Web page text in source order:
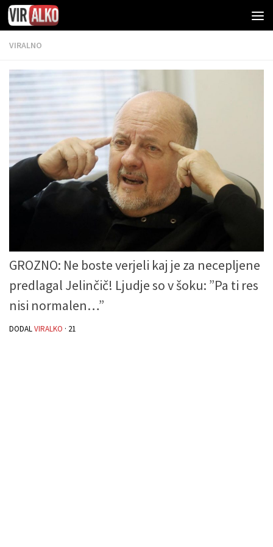
VIRALNO
GROZNO: Ne boste verjeli kaj je za necepljene
predlagal Jelinčič! Ljudje so v šoku: ”Pa ti res
nisi normalen…”
DODALVIRALKO · 21